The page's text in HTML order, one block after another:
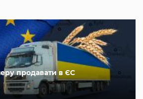
продавати в ЄС